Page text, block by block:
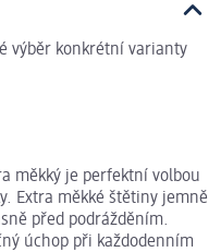
výběr konkrétní varianty
měkký je perfektní volbou
Extra měkké štětiny jemně
před podrážděním.
úchop při každodenním